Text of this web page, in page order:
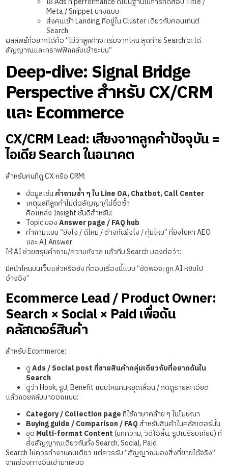
Meta / Snippet บางแบบ
ส่งคนเข้า Landing ที่อยู่ใน Cluster เดียวกับคอนเทนต์
Search
ผลลัพธ์ที่อยากได้คือ “ไม่ว่าลูกค้าจะเริ่มจากไหน สุดท้าย Search จะได้
สัญญาณและทราฟฟิกกลับเข้าระบบ”
Deep-dive: Signal Bridge
Perspective สำหรับ CX/CRM
และ Ecommerce
CX/CRM Lead: เสียงจากลูกค้าปัจจุบัน =
ไอเดีย Search ในอนาคต
สำหรับคนที่ดู CX หรือ CRM:
ข้อมูลเช่นคำถามซ้ำ ๆ ใน Line OA, Chatbot, Call Center
เหตุผลที่ลูกค้าไม่ต่อสัญญา/ไม่ซื้อซ้ำ
คือแหล่ง Insight ชั้นดีสำหรับ:
Topic ของAnswer page / FAQ hub
คำถามแบบ “ยังไง / ดีไหม / ต่างกันยังไง / คุ้มไหม” ที่ยิงไปหา AEO
และ AI Answer
ให้ AI ช่วยสรุปคำถาม/ความกังวล แล้วทีม Search มองต่อว่า:
มีหน้าไหนบนเว็บแล้วหรือยัง ที่ตอบเรื่องนี้แบบ “ชัดพอจะถูก AI หยิบไป
อ้างอิง”
Ecommerce Lead / Product Owner:
Search × Social × Paid เพื่อดัน
คลัสเตอร์สินค้า
สำหรับ Ecommerce:
ดูAds / Social post ที่ขายสินค้ากลุ่มเดียวกับที่อยากดันใน
Search
ดูว่า Hook, รูป, Benefit แบบไหนคนหยุดเลื่อน / กดดูรายละเอียด
แล้วถอยกลับมาออกแบบ:
Category / Collection pageที่ใช้ภาษาคล้าย ๆ ในโฆษณา
Buying guide / Comparison / FAQสำหรับสินค้าในคลัสเตอร์นั้น
ชุด Multi-format Content(บทความ, วิดีโอสั้น, รูปเปรียบเทียบ) ที่
ส่งสัญญาณเดียวกันทั้ง Search, Social, Paid
Search ไม่ควรทำงานคนเดียว แต่ควรรับ “สัญญาณของสิ่งที่ขายได้จริง”
จากช่องทางอื่นเข้ามาเสมอ